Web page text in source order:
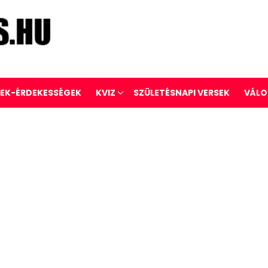
ÉRDEKESSÉGEK KVIZ SZÜLETÉSNAPI VERSEK